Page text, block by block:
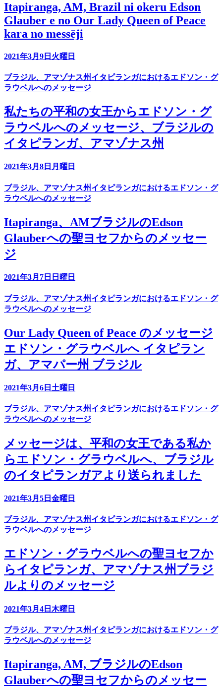
Itapiranga, AM, Brazil ni okeru Edson
Glauber e no Our Lady Queen of Peace
kara no messēji
2021年3月9日火曜日
ブラジル、アマゾナス州イタピランガにおけるエドソン・グ
ラウベルへのメッセージ
私たちの平和の女王からエドソン・グ
ラウベルへのメッセージ、ブラジルの
イタピランガ、アマゾナス州
2021年3月8日月曜日
ブラジル、アマゾナス州イタピランガにおけるエドソン・グ
ラウベルへのメッセージ
Itapiranga、AMブラジルのEdson
Glauberへの聖ヨセフからのメッセー
ジ
2021年3月7日日曜日
ブラジル、アマゾナス州イタピランガにおけるエドソン・グ
ラウベルへのメッセージ
Our Lady Queen of Peace のメッセージ
エドソン・グラウベルへ イタピラン
ガ、アマパー州 ブラジル
2021年3月6日土曜日
ブラジル、アマゾナス州イタピランガにおけるエドソン・グ
ラウベルへのメッセージ
メッセージは、平和の女王である私か
らエドソン・グラウベルへ、ブラジル
のイタピランガアより送られました
2021年3月5日金曜日
ブラジル、アマゾナス州イタピランガにおけるエドソン・グ
ラウベルへのメッセージ
エドソン・グラウベルへの聖ヨセフか
らイタピランガ、アマゾナス州ブラジ
ルよりのメッセージ
2021年3月4日木曜日
ブラジル、アマゾナス州イタピランガにおけるエドソン・グ
ラウベルへのメッセージ
Itapiranga, AM, ブラジルのEdson
Glauberへの聖ヨセフからのメッセー